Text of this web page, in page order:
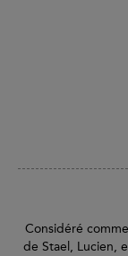
Considéré
de Stael, Lucien,